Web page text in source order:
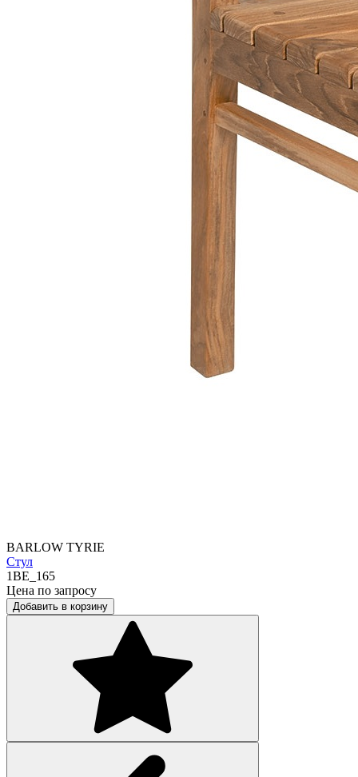
BARLOW TYRIE
Стул
1BE_165
Цена по запросу
Добавить в корзину